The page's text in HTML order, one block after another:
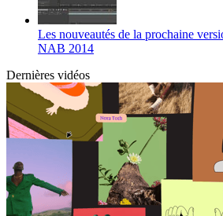
Les nouveautés de la prochaine
NAB 2014
Dernières vidéos